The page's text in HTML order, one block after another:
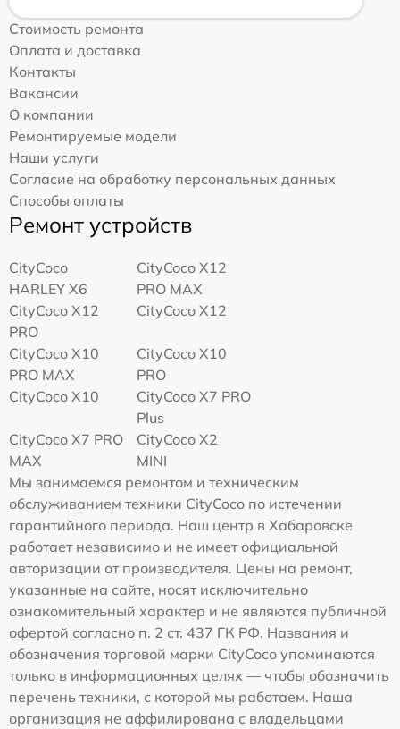
Стоимость ремонта
Оплата и доставка
Контакты
Вакансии
О компании
Ремонтируемые модели
Наши услуги
Согласие на обработку персональных данных
Способы оплаты
Ремонт устройств
CityCoco
HARLEY X6
CityCoco X12
PRO MAX
CityCoco X12
PRO
CityCoco X12
CityCoco X10
PRO MAX
CityCoco X10
PRO
CityCoco X10
CityCoco X7 PRO
Plus
CityCoco X7 PRO
MAX
CityCoco X2
MINI
Мы занимаемся ремонтом и техническим
обслуживанием техники CityCoco по истечении
гарантийного периода. Наш центр в Хабаровске
работает независимо и не имеет официальной
авторизации от производителя. Цены на ремонт,
указанные на сайте, носят исключительно
ознакомительный характер и не являются публичной
офертой согласно п. 2 ст. 437 ГК РФ. Названия и
обозначения торговой марки CityCoco упоминаются
только в информационных целях — чтобы обозначить
перечень техники, с которой мы работаем. Наша
организация не аффилирована с владельцами